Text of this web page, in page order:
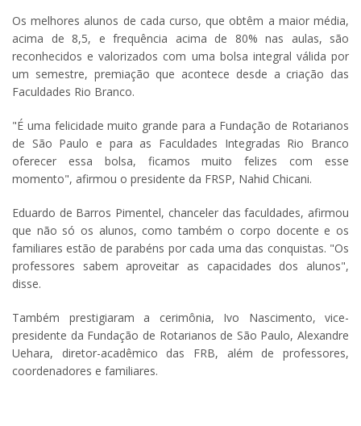
Os melhores alunos de cada curso, que obtêm a maior média,
acima de 8,5, e frequência acima de 80% nas aulas, são
reconhecidos e valorizados com uma bolsa integral válida por
um semestre, premiação que acontece desde a criação das
Faculdades Rio Branco.
"É uma felicidade muito grande para a Fundação de Rotarianos
de São Paulo e para as Faculdades Integradas Rio Branco
oferecer essa bolsa, ficamos muito felizes com esse
momento", afirmou o presidente da FRSP, Nahid Chicani.
Eduardo de Barros Pimentel, chanceler das faculdades, afirmou
que não só os alunos, como também o corpo docente e os
familiares estão de parabéns por cada uma das conquistas. "Os
professores sabem aproveitar as capacidades dos alunos",
disse.
Também prestigiaram a cerimônia, Ivo Nascimento, vice-
presidente da Fundação de Rotarianos de São Paulo, Alexandre
Uehara, diretor-acadêmico das FRB, além de professores,
coordenadores e familiares.